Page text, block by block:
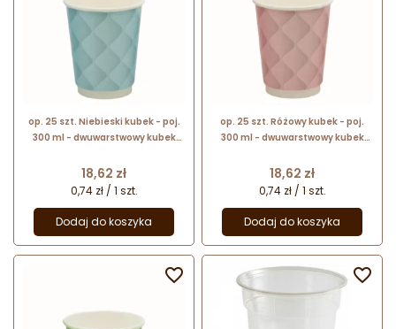
op. 25 szt. Niebieski kubek - poj.
300 ml - dwuwarstwowy kubek
śr. 90 mm x wys. 105 mm
Cena
18,62 zł
0,74 zł / 1 szt.
Dodaj do koszyka
op. 25 szt. Różowy kubek - poj.
300 ml - dwuwarstwowy kubek
śr. 90 mm x wys. 105 mm
Cena
18,62 zł
0,74 zł / 1 szt.
Dodaj do koszyka
 